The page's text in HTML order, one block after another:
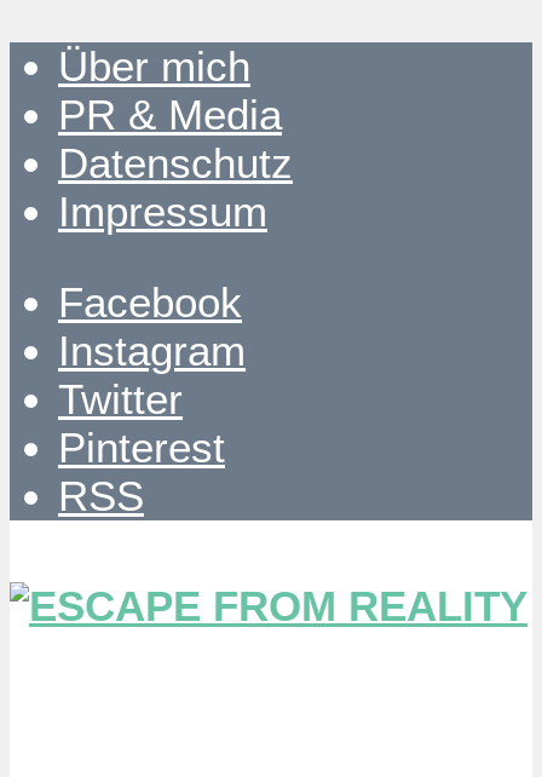
Über mich
PR & Media
Datenschutz
Impressum
Facebook
Instagram
Twitter
Pinterest
RSS